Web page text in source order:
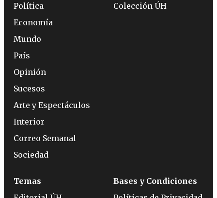
Política
Economía
Mundo
País
Opinión
Sucesos
Arte y Espectáculos
Interior
Correo Semanal
Sociedad
Colección ÚH
Temas
Bases y Condiciones